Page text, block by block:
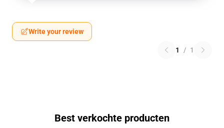
Write your review
1 / 1
Best verkochte producten